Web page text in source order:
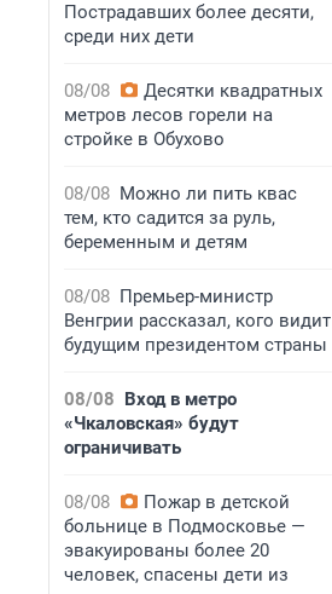
Пострадавших более десяти,
среди них дети
08/08
Десятки квадратных
метров лесов горели на
стройке в Обухово
08/08 Можно ли пить квас
тем, кто садится за руль,
беременным и детям
08/08 Премьер-министр
Венгрии рассказал, кого видит
будущим президентом страны
08/08 Вход в метро
«Чкаловская» будут
ограничивать
08/08
Пожар в детской
больнице в Подмосковье —
эвакуированы более 20
человек, спасены дети из